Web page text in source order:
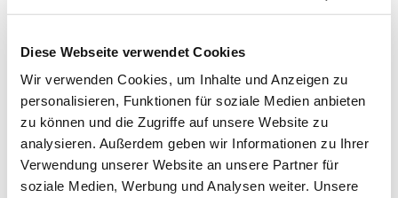
Diese Webseite verwendet Cookies
Wir verwenden Cookies, um Inhalte und Anzeigen zu
personalisieren, Funktionen für soziale Medien anbieten
zu können und die Zugriffe auf unsere Website zu
analysieren. Außerdem geben wir Informationen zu Ihrer
Verwendung unserer Website an unsere Partner für
soziale Medien, Werbung und Analysen weiter. Unsere